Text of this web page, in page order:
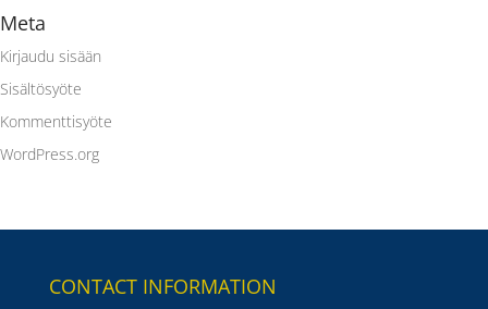
Meta
Kirjaudu sisään
Sisältösyöte
Kommenttisyöte
WordPress.org
CONTACT INFORMATION